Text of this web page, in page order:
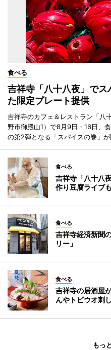
食べる
吉祥寺「八十八夜」で
た限定プレート提供
吉祥寺のカフェ＆レストラン「八
野市御殿山1）で8月9日・16日、
の第2弾となる「スパイスの巻」が
食べる
吉祥寺「八十八
作り豆腐ライブも
食べる
吉祥寺経済新聞
リー」
食べる
吉祥寺の居酒屋
んやトビウオ刺
もっ